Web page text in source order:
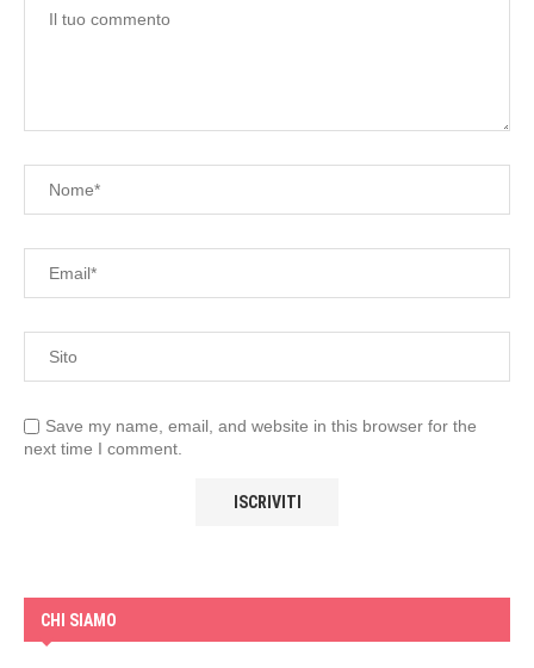
Save my name, email, and website in this browser for the
next time I comment.
CHI SIAMO